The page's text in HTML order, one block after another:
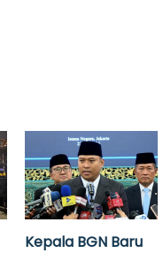
Kepala BGN Baru